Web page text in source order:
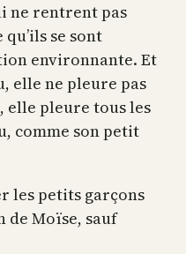
ne rentrent pas
se sont
environnante. Et
elle ne pleure pas
elle pleure tous les
comme son petit
les petits garçons
de Moïse, sauf